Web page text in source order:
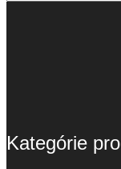
Kategórie